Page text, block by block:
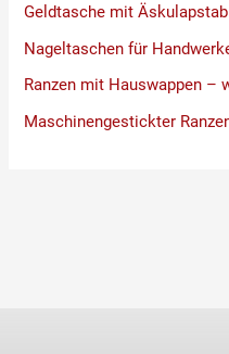
Geldtasche mit Äskulapstab
Nageltaschen für
Ranzen mit Hauswappen –
Maschinengestickter